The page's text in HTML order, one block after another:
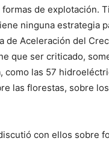
de explotación.
ninguna estrategia
de Aceleración del
que ser criticado,
como las 57
las florestas, sobre
con ellos sobre